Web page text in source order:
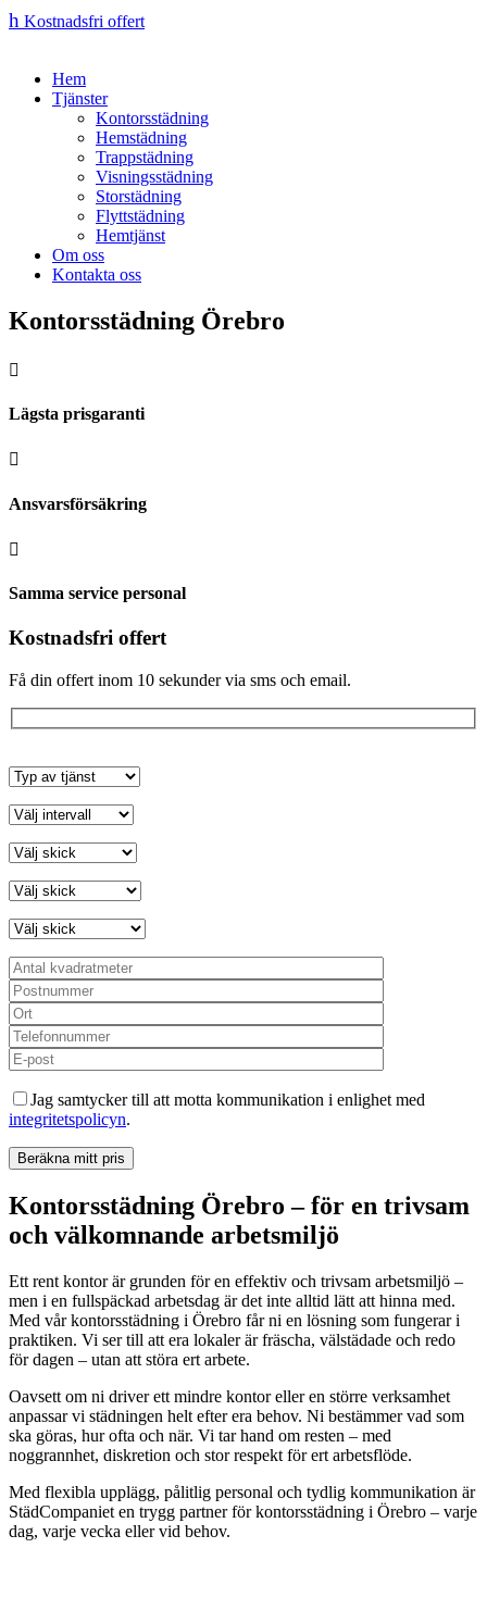
h Kostnadsfri offert
Hem
Tjänster
Kontorsstädning
Hemstädning
Trappstädning
Visningsstädning
Storstädning
Flyttstädning
Hemtjänst
Om oss
Kontakta oss
Kontorsstädning Örebro

Lägsta prisgaranti

Ansvarsförsäkring

Samma service personal
Kostnadsfri offert
Få din offert inom 10 sekunder via sms och email.
Jag samtycker till att motta kommunikation i enlighet med
integritetspolicyn.
Kontorsstädning Örebro – för en trivsam
och välkomnande arbetsmiljö
Ett rent kontor är grunden för en effektiv och trivsam arbetsmiljö –
men i en fullspäckad arbetsdag är det inte alltid lätt att hinna med.
Med vår kontorsstädning i Örebro får ni en lösning som fungerar i
praktiken. Vi ser till att era lokaler är fräscha, välstädade och redo
för dagen – utan att störa ert arbete.
Oavsett om ni driver ett mindre kontor eller en större verksamhet
anpassar vi städningen helt efter era behov. Ni bestämmer vad som
ska göras, hur ofta och när. Vi tar hand om resten – med
noggrannhet, diskretion och stor respekt för ert arbetsflöde.
Med flexibla upplägg, pålitlig personal och tydlig kommunikation är
StädCompaniet en trygg partner för kontorsstädning i Örebro – varje
dag, varje vecka eller vid behov.